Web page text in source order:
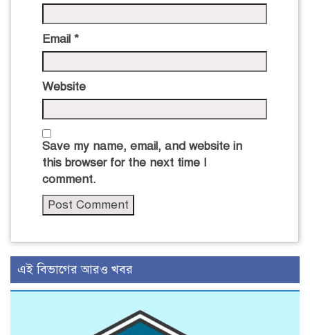
Email *
Website
Save my name, email, and website in
this browser for the next time I
comment.
এই বিভাগের আরও খবর